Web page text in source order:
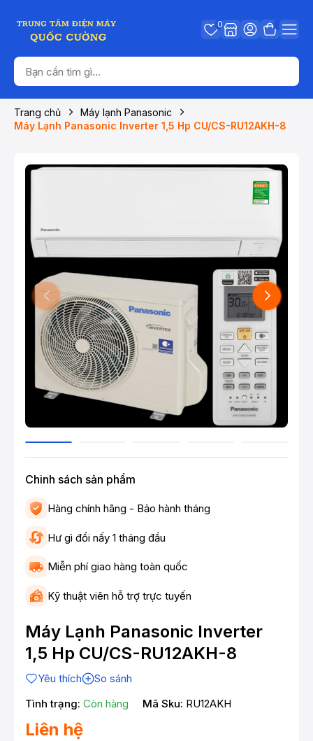
0
Trang chủ
Máy lạnh Panasonic
Máy Lạnh Panasonic Inverter 1,5 Hp CU/CS-RU12AKH-8
Chinh sách sản phẩm
Hàng chính hãng - Bảo hành tháng
Hư gì đổi nấy 1 tháng đầu
Miễn phí giao hàng toàn quốc
Kỹ thuật viên hỗ trợ trực tuyến
Máy Lạnh Panasonic Inverter
1,5 Hp CU/CS-RU12AKH-8
Yêu thích
So sánh
Tình trạng: Còn hàng Mã Sku: RU12AKH
Liên hệ